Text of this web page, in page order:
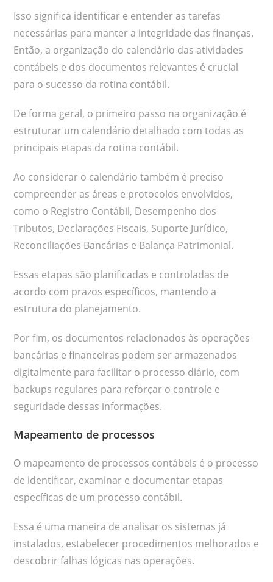
Isso significa identificar e entender as tarefas
necessárias para manter a integridade das finanças.
Então, a organização do calendário das atividades
contábeis e dos documentos relevantes é crucial
para o sucesso da rotina contábil.
De forma geral, o primeiro passo na organização é
estruturar um calendário detalhado com todas as
principais etapas da rotina contábil.
Ao considerar o calendário também é preciso
compreender as áreas e protocolos envolvidos,
como o Registro Contábil, Desempenho dos
Tributos, Declarações Fiscais, Suporte Jurídico,
Reconciliações Bancárias e Balança Patrimonial.
Essas etapas são planificadas e controladas de
acordo com prazos específicos, mantendo a
estrutura do planejamento.
Por fim, os documentos relacionados às operações
bancárias e financeiras podem ser armazenados
digitalmente para facilitar o processo diário, com
backups regulares para reforçar o controle e
seguridade dessas informações.
Mapeamento de processos
O mapeamento de processos contábeis é o processo
de identificar, examinar e documentar etapas
específicas de um processo contábil.
Essa é uma maneira de analisar os sistemas já
instalados, estabelecer procedimentos melhorados e
descobrir falhas lógicas nas operações.